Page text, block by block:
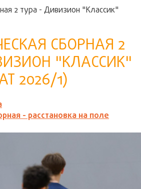
2 тура - Дивизион "Классик"
СБОРНАЯ 2
"КЛАССИК"
2026/1)
- расстановка на поле